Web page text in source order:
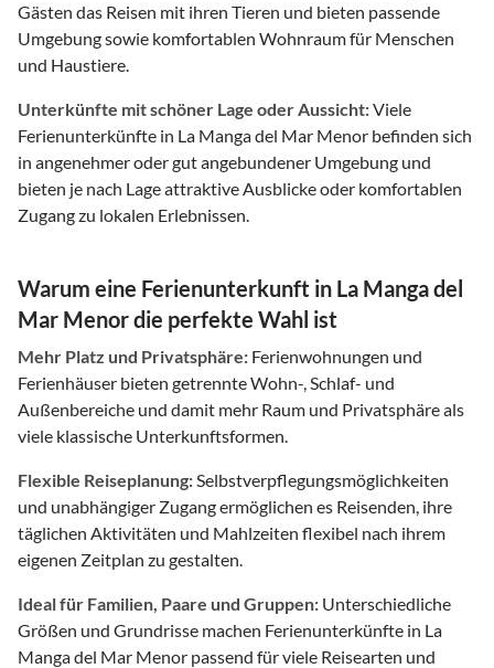
Gästen das Reisen mit ihren Tieren und bieten passende
Umgebung sowie komfortablen Wohnraum für Menschen
und Haustiere.
Unterkünfte mit schöner Lage oder Aussicht:Viele
Ferienunterkünfte in La Manga del Mar Menor befinden sich
in angenehmer oder gut angebundener Umgebung und
bieten je nach Lage attraktive Ausblicke oder komfortablen
Zugang zu lokalen Erlebnissen.
Warum eine Ferienunterkunft in La Manga del
Mar Menor die perfekte Wahl ist
Mehr Platz und Privatsphäre: Ferienwohnungen und
Ferienhäuser bieten getrennte Wohn-, Schlaf- und
Außenbereiche und damit mehr Raum und Privatsphäre als
viele klassische Unterkunftsformen.
Flexible Reiseplanung:Selbstverpflegungsmöglichkeiten
und unabhängiger Zugang ermöglichen es Reisenden, ihre
täglichen Aktivitäten und Mahlzeiten flexibel nach ihrem
eigenen Zeitplan zu gestalten.
Ideal für Familien, Paare und Gruppen: Unterschiedliche
Größen und Grundrisse machen Ferienunterkünfte in La
Manga del Mar Menor passend für viele Reisearten und